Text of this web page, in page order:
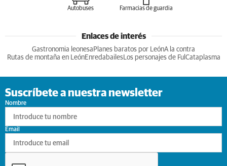
Autobuses Farmacias de guardia
Enlaces de interés
Gastronomia leonesa Planes baratos por LeónA la contra
Rutas de montaña en LeónEnredabailesLos personajes de Ful Cataplasma
Suscríbete a nuestra newsletter
Nombre
Email